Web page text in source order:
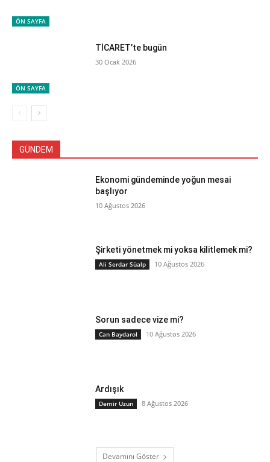
ÖN SAYFA
ÖN SAYFA
TİCARET’te bugün
30 Ocak 2026
GÜNDEM
Ekonomi gündeminde yoğun mesai
başlıyor
10 Ağustos 2026
Şirketi yönetmek mi yoksa kilitlemek mi?
Ali Serdar Süalp 10 Ağustos 2026
Sorun sadece vize mi?
Can Baydarol 10 Ağustos 2026
Ardışık
Demir Uzun 8 Ağustos 2026
Devamını Göster